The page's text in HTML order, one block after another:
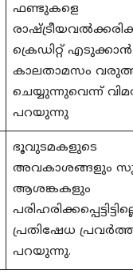
ഫണ്ടുകളെ
ക്രെഡിറ്റ് എടുക്കാൻ
കാലതാമസം
ചെയ്യുന്നുവെന്ന്
പറയുന്നു
ഭൂവുടമകളുടെ
അവകാശങ്ങളും
ആശങ്കകളും
പ്രതിഷേധ
പറയുന്നു.